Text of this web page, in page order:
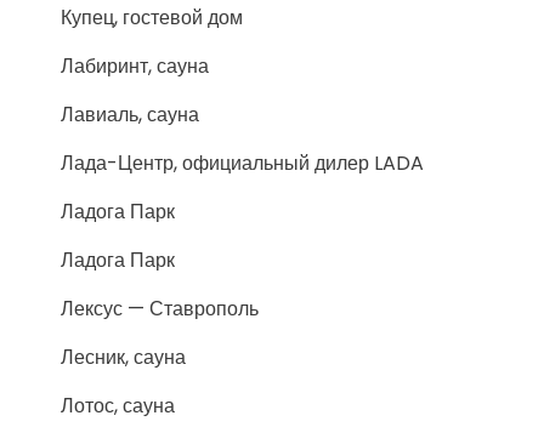
Купец, гостевой дом
Лабиринт, сауна
Лавиаль, сауна
Лада-Центр, официальный дилер LADA
Ладога Парк
Ладога Парк
Лексус — Ставрополь
Лесник, сауна
Лотос, сауна